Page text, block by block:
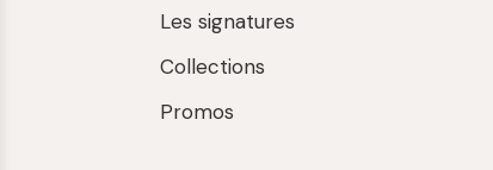
Les signatures
Collections
Promos